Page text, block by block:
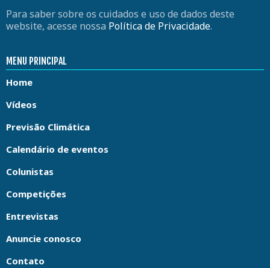
Para saber sobre os cuidados e uso de dados deste
website, acesse nossa Política de Privacidade.
MENU PRINCIPAL
Home
Vídeos
Previsão Climática
Calendário de eventos
Colunistas
Competições
Entrevistas
Anuncie conosco
Contato